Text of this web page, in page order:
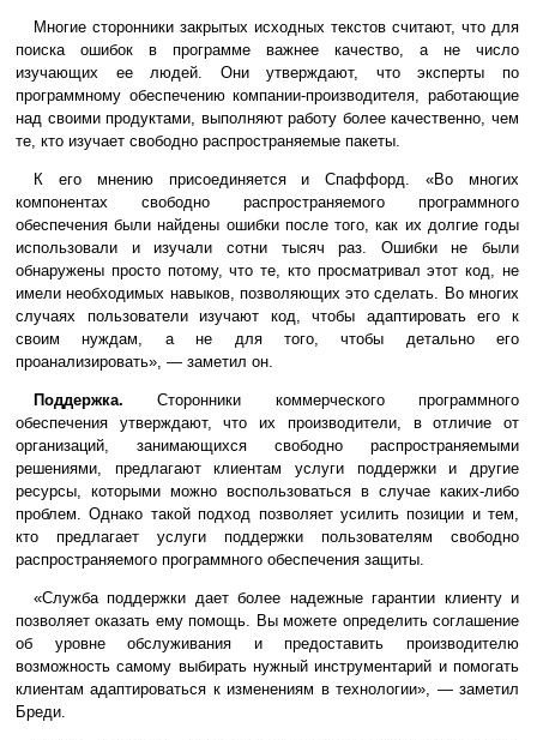
Многие сторонники закрытых исходных текстов считают, что для
поиска ошибок в программе важнее качество, а не число
изучающих ее людей. Они утверждают, что эксперты по
программному обеспечению компании-производителя, работающие
над своими продуктами, выполняют работу более качественно, чем
те, кто изучает свободно распространяемые пакеты.
К его мнению присоединяется и Спаффорд. «Во многих
компонентах свободно распространяемого программного
обеспечения были найдены ошибки после того, как их долгие годы
использовали и изучали сотни тысяч раз. Ошибки не были
обнаружены просто потому, что те, кто просматривал этот код, не
имели необходимых навыков, позволяющих это сделать. Во многих
случаях пользователи изучают код, чтобы адаптировать его к
своим нуждам, а не для того, чтобы детально его
проанализировать», — заметил он.
Поддержка. Сторонники коммерческого программного
обеспечения утверждают, что их производители, в отличие от
организаций, занимающихся свободно распространяемыми
решениями, предлагают клиентам услуги поддержки и другие
ресурсы, которыми можно воспользоваться в случае каких-либо
проблем. Однако такой подход позволяет усилить позиции и тем,
кто предлагает услуги поддержки пользователям свободно
распространяемого программного обеспечения защиты.
«Служба поддержки дает более надежные гарантии клиенту и
позволяет оказать ему помощь. Вы можете определить соглашение
об уровне обслуживания и предоставить производителю
возможность самому выбирать нужный инструментарий и помогать
клиентам адаптироваться к изменениям в технологии», — заметил
Бреди.